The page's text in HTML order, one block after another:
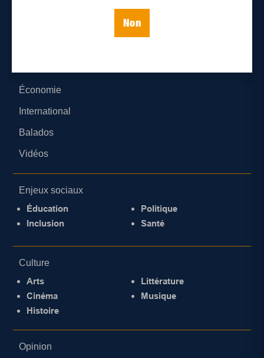
Non
Économie
International
Balados
Vidéos
Enjeux sociaux
Éducation
Inclusion
Politique
Santé
Culture
Arts
Cinéma
Histoire
Littérature
Musique
Opinion